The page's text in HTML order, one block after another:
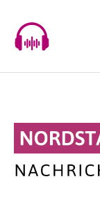
content